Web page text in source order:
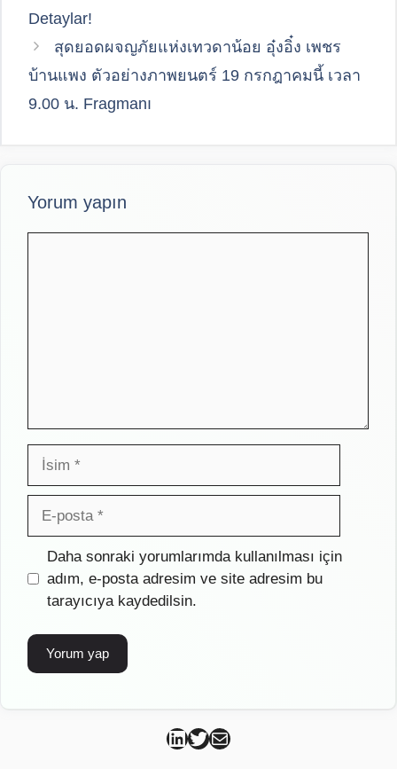
Detaylar!
สุดยอดผจญภัยแห่งเทวดาน้อย อุ๋งอิ๋ง เพชร
บ้านแพง ตัวอย่างภาพยนตร์ 19 กรกฎาคมนี้ เวลา
9.00 น. Fragmanı
Yorum yapın
İsim
posta
İnternet
sitesi
Daha sonraki yorumlarımda kullanılması için
adım, e-posta adresim ve site adresim bu
tarayıcıya kaydedilsin.
Can Kütahya Linkedin
Can Kütahya Twitter
Can Kütahya Mail